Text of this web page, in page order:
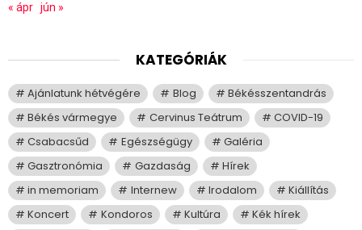
« ápr jún »
KATEGÓRIÁK
Ajánlatunk hétvégére Blog
Békésszentandrás
Békés vármegye
Cervinus Teátrum
COVID-19
Csabacsűd
Egészségügy
Galéria
Gasztronómia
Gazdaság
Hírek
in memoriam
Internew Irodalom
Kiállítás
Koncert
Kondoros Kultúra
Kék hírek